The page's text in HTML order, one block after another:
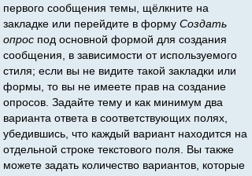
первого сообщения темы, щёлкните на
закладке или перейдите в форму Создать
опрос под основной формой для создания
сообщения, в зависимости от используемого
стиля; если вы не видите такой закладки или
формы, то вы не имеете прав на создание
опросов. Задайте тему и как минимум два
варианта ответа в соответствующих полях,
убедившись, что каждый вариант находится на
отдельной строке текстового поля. Вы также
можете задать количество вариантов, которые